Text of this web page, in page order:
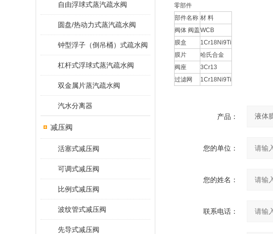
自由浮球式蒸汽疏水阀
圆盘/热动力式蒸汽疏水阀
钟型浮子（倒吊桶）式疏水阀
杠杆式浮球式蒸汽疏水阀
双金属片蒸汽疏水阀
汽水分离器
减压阀
活塞式减压阀
可调式减压阀
比例式减压阀
波纹管式减压阀
先导式减压阀
零部件
部件名称 材 料
阀体 阀盖WCB
膜盒
1Cr18Ni9Ti
膜片
哈氏合金
阀座
3Cr13
过滤网
1Cr18Ni9Ti
产品：
您的单位：
您的姓名：
联系电话：